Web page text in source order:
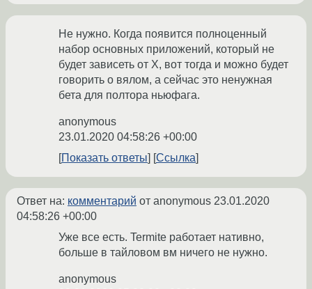
Не нужно. Когда появится полноценный
набор основных приложений, который не
будет зависеть от Х, вот тогда и можно будет
говорить о вялом, а сейчас это ненужная
бета для полтора ньюфага.
anonymous
23.01.2020 04:58:26 +00:00
Показать ответы
Ссылка
Ответ на: комментарий от anonymous 23.01.2020
04:58:26 +00:00
Уже все есть. Termite работает нативно,
больше в тайловом вм ничего не нужно.
anonymous